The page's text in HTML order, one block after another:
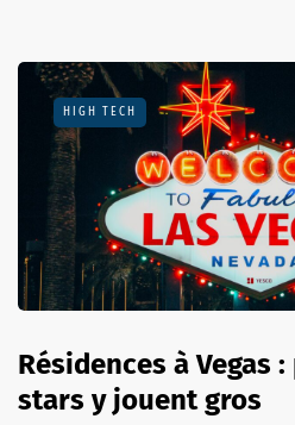
HIGH TECH
Résidences à Vegas
stars y jouent gros